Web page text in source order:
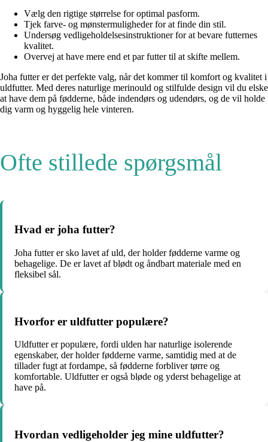
Vælg den rigtige størrelse for optimal pasform.
Tjek farve- og mønstermuligheder for at finde din stil.
Undersøg vedligeholdelsesinstruktioner for at bevare futternes
kvalitet.
Overvej at have mere end et par futter til at skifte mellem.
Joha futter er det perfekte valg, når det kommer til komfort og kvalitet i
uldfutter. Med deres naturlige merinould og stilfulde design vil du elske
at have dem på fødderne, både indendørs og udendørs, og de vil holde
dig varm og hyggelig hele vinteren.
Ofte stillede spørgsmål
Hvad er joha futter?
Joha futter er sko lavet af uld, der holder fødderne varme og
behagelige. De er lavet af blødt og åndbart materiale med en
fleksibel sål.
Hvorfor er uldfutter populære?
Uldfutter er populære, fordi ulden har naturlige isolerende
egenskaber, der holder fødderne varme, samtidig med at de
tillader fugt at fordampe, så fødderne forbliver tørre og
komfortable. Uldfutter er også bløde og yderst behagelige at
have på.
Hvordan vedligeholder jeg mine uldfutter?